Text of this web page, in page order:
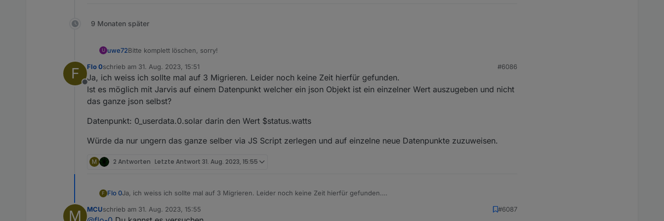
9 Monaten später
U uwe72Bitte komplett löschen, sorry!
F
Offline
Flo 0schrieb am 31. Aug. 2023, 15:51
zuletzt editiert von
#6086
Ja, ich weiss ich sollte mal auf 3 Migrieren. Leider noch keine Zeit hierfür gefunden.
Ist es möglich mit Jarvis auf einem Datenpunkt welcher ein json Objekt ist ein einzelner Wert auszugeben und nicht
das ganze json selbst?
Datenpunkt: 0_userdata.0.solar darin den Wert $status.watts
Würde da nur ungern das ganze selber via JS Script zerlegen und auf einzelne neue Datenpunkte zuzuweisen.
M 2 Antworten Letzte Antwort 31. Aug. 2023, 15:55
F Flo 0Ja, ich weiss ich sollte mal auf 3 Migrieren. Leider noch keine Zeit hierfür gefunden.
json selbst?
Datenpunkt: 0_userdata.0.solar darin den Wert $status.watts
M MCUschrieb am 31. Aug. 2023, 15:55
zuletzt editiert von
#6087